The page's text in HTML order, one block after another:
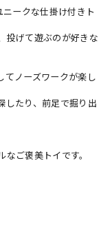
ニークな仕掛け付きト
投げて遊ぶのが好きな
てノーズワークが楽し
したり、前足で掘り出
ご褒美トイです。